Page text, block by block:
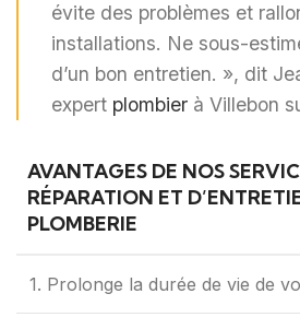
évite des problèmes et
installations. Ne sous-
d’un bon entretien. », dit
expert plombier à Villebon
AVANTAGES DE NOS
RÉPARATION ET
PLOMBERIE
1. Prolonge la durée de vie de